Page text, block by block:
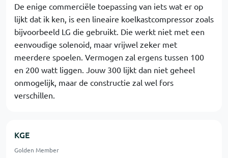
De enige commerciële toepassing van iets wat er op
lijkt dat ik ken, is een lineaire koelkastcompressor zoals
bijvoorbeeld LG die gebruikt. Die werkt niet met een
eenvoudige solenoid, maar vrijwel zeker met
meerdere spoelen. Vermogen zal ergens tussen 100
en 200 watt liggen. Jouw 300 lijkt dan niet geheel
onmogelijk, maar de constructie zal wel fors
verschillen.
KGE
Golden Member